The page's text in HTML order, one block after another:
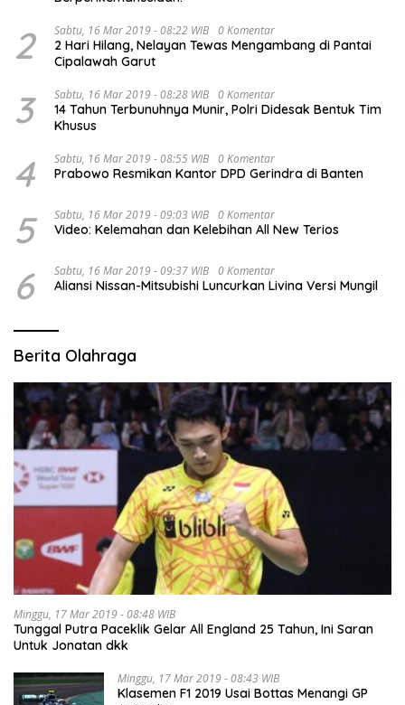
2 Sabtu, 16 Mar 2019 - 08:22 WIB 0 Komentar
2 Hari Hilang, Nelayan Tewas Mengambang di Pantai
Cipalawah Garut
3 Sabtu, 16 Mar 2019 - 08:28 WIB 0 Komentar
14 Tahun Terbunuhnya Munir, Polri Didesak Bentuk Tim
Khusus
4 Sabtu, 16 Mar 2019 - 08:55 WIB 0 Komentar
Prabowo Resmikan Kantor DPD Gerindra di Banten
5 Sabtu, 16 Mar 2019 - 09:03 WIB 0 Komentar
Video: Kelemahan dan Kelebihan All New Terios
6 Sabtu, 16 Mar 2019 - 09:37 WIB 0 Komentar
Aliansi Nissan-Mitsubishi Luncurkan Livina Versi Mungil
Berita Olahraga
Minggu, 17 Mar 2019 - 08:48 WIB
Tunggal Putra Paceklik Gelar All England 25 Tahun, Ini Saran
Untuk Jonatan dkk
Minggu, 17 Mar 2019 - 08:43 WIB
Klasemen F1 2019 Usai Bottas Menangi GP